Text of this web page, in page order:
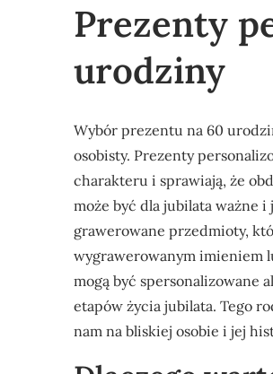
Prezenty
urodziny
Wybór prezentu na 60
osobisty. Prezenty
charakteru i sprawiają, że
może być dla jubilata ważne
grawerowane przedmioty,
wygrawerowanym imieniem
mogą być spersonalizowane
etapów życia jubilata. Tego
nam na bliskiej osobie i jej